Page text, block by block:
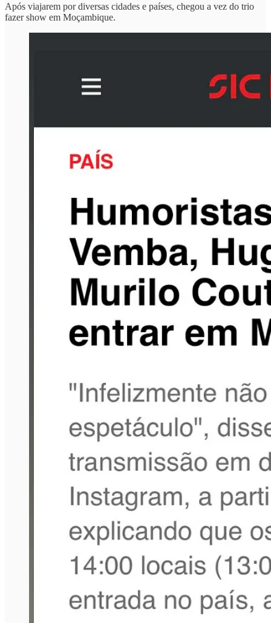
Após viajarem por diversas cidades e países, chegou a vez do trio
fazer show em Moçambique.